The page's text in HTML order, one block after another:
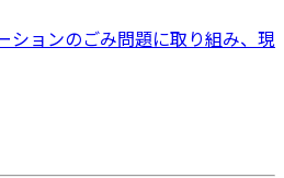
ションのごみ問題に取り組み、現